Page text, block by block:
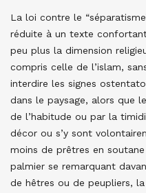
La loi contre le
réduite à un texte
peu plus la dimension
compris celle de l’islam,
interdire les signes
dans le paysage, alors que
de l’habitude ou par la
décor ou s’y sont
moins de prêtres en
palmier se remarquant
de hêtres ou de peupliers,